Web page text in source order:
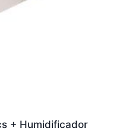
+ Humidificador